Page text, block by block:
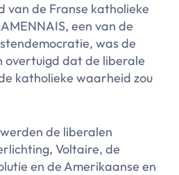
van de Franse katholieke
een van de
was de
overtuigd dat de liberale
katholieke waarheid zou
de liberalen
Voltaire, de
en de Amerikaanse en